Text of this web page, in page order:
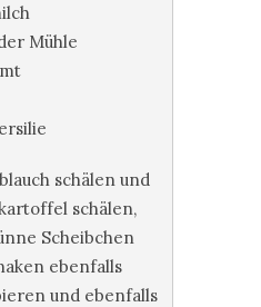
Mühle
schälen und
schälen,
Scheibchen
ebenfalls
und ebenfalls